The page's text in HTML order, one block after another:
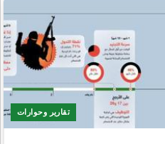
تقارير وحوارات